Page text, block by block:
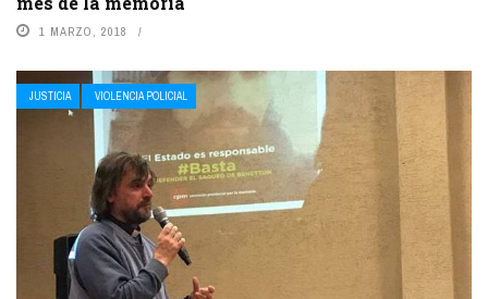
1 MARZO, 2018
JUSTICIA VIOLENCIA POLICIAL